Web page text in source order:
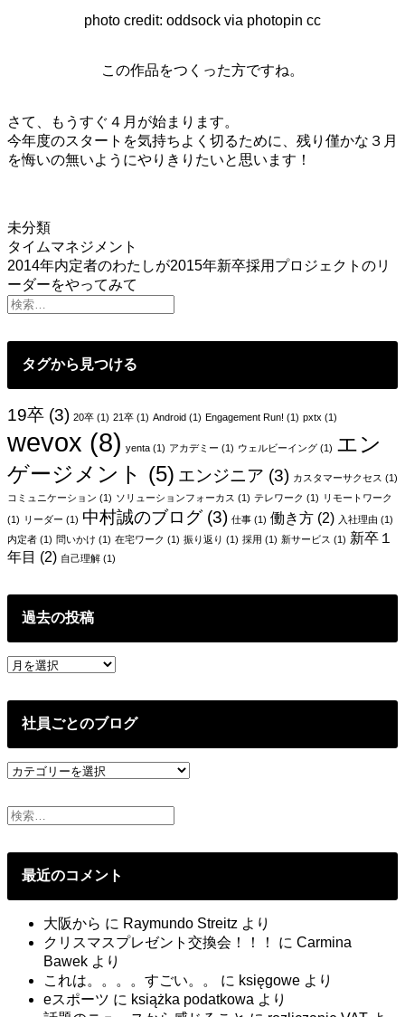
photo credit: oddsock via photopin cc
この作品をつくった方ですね。
さて、もうすぐ４月が始まります。
今年度のスタートを気持ちよく切るために、残り僅かな３月
を悔いの無いようにやりきりたいと思います！
未分類
投
稿
ナ
ビ
ゲ
ー
シ
ョ
ン
タイムマネジメント
2014年内定者のわたしが2015年新卒採用プロジェクトのリ
ーダーをやってみて
タグから見つける
19卒 (3) 20卒 (1) 21卒 (1) Android (1) Engagement Run! (1) pxtx (1)
wevox (8) yenta (1) アカデミー (1) ウェルビーイング (1) エン
ゲージメント (5) エンジニア (3) カスタマーサクセス (1)
コミュニケーション (1) ソリューションフォーカス (1) テレワーク (1) リモートワーク
(1) リーダー (1) 中村誠のブログ(3) 仕事 (1) 働き方 (2) 入社理由 (1)
内定者 (1) 問いかけ (1) 在宅ワーク (1) 振り返り (1) 採用 (1) 新サービス (1) 新卒１
年目 (2) 自己理解 (1)
過去の投稿
過
の
社員ごとのブログ
社
ご
と
グ
最近のコメント
大阪から に Raymundo Streitz より
クリスマスプレゼント交換会！！！
に Carmina
Bawek より
これは。。。。すごい。。
に księgowe より
eスポーツ に książka podatkowa より